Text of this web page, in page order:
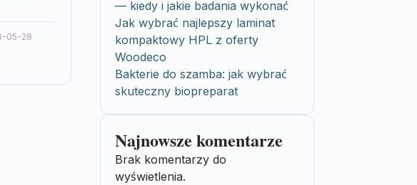
05-28
— kiedy i jakie badania wykonać
Jak wybrać najlepszy laminat
kompaktowy HPL z oferty
Woodeco
Bakterie do szamba: jak wybrać
skuteczny biopreparat
Najnowsze komentarze
Brak komentarzy do
wyświetlenia.